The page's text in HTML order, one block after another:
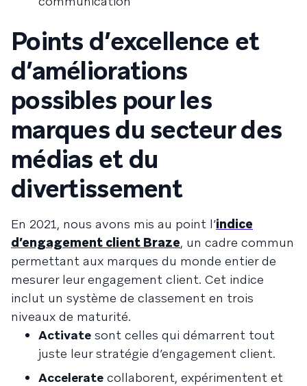
Points d’excellence et
d’améliorations
possibles pour les
marques du secteur des
médias et du
divertissement
En 2021, nous avons mis au point l’indice
d’engagement client Braze, un cadre commun
permettant aux marques du monde entier de
mesurer leur engagement client. Cet indice
inclut un système de classement en trois
niveaux de maturité.
Activate sont celles qui démarrent tout
juste leur stratégie d’engagement client.
Accelerate collaborent, expérimentent et